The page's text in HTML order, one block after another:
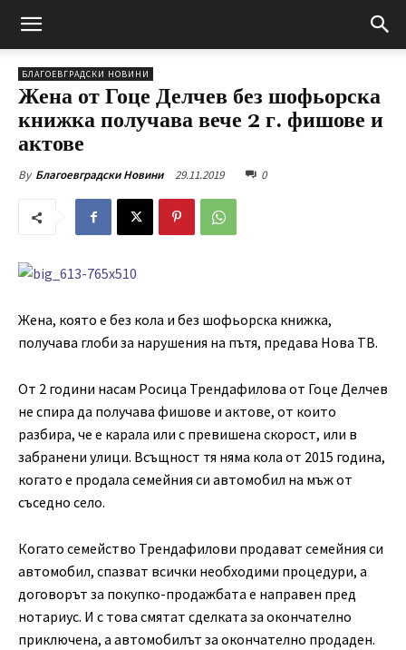
БЛАГОЕВГРАДСКИ НОВИНИ
Жена от Гоце Делчев без шофьорска
книжка получава вече 2 г. фишове и
актове
By Благоевградски Новини 29.11.2019 0
Жена, която е без кола и без шофьорска книжка,
получава глоби за нарушения на пътя, предава Нова ТВ.
От 2 години насам Росица Трендафилова от Гоце Делчев
не спира да получава фишове и актове, от които
разбира, че е карала или с превишена скорост, или в
забранени улици. Всъщност тя няма кола от 2015 година,
когато е продала семейния си автомобил на мъж от
съседно село.
Когато семейство Трендафилови продават семейния си
автомобил, спазват всички необходими процедури, а
договорът за покупко-продажбата е направен пред
нотариус. И с това смятат сделката за окончателно
приключена, а автомобилът за окончателно продаден.